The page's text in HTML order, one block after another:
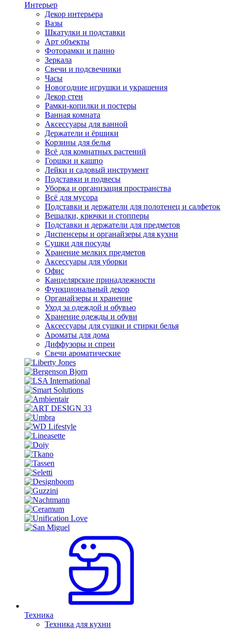
Интерьер
Декор интерьера
Вазы
Шкатулки и подставки
Арт объекты
Фоторамки и панно
Зеркала
Свечи и подсвечники
Часы
Новогодние игрушки и украшения
Декор стен
Рамки-копилки и постеры
Ванная комната
Аксессуары для ванной
Держатели и ёршики
Корзины для белья
Всё для комнатных растений
Горшки и кашпо
Лейки и садовый инструмент
Подставки и подвесы
Уборка и организация пространства
Всё для мусора
Подставки и держатели для полотенец и салфеток
Вешалки, крючки и стопперы
Подставки и держатели для предметов
Диспенсеры и органайзеры для кухни
Сушки для посуды
Хранение мелких предметов
Аксессуары для уборки
Офис
Канцелярские принадлежности
Функциональный декор
Органайзеры и хранение
Уход за одеждой и обувью
Хранение одежды и обуви
Аксессуары для сушки и стирки белья
Ароматы для дома
Диффузоры и спреи
Свечи ароматические
Техника
Техника для кухни